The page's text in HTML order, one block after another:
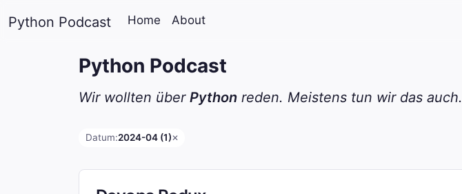
Python Podcast Home About
Python Podcast
Wir wollten über Python reden. Meistens tun wir das auch.
Datum:2024-04 (1)✕